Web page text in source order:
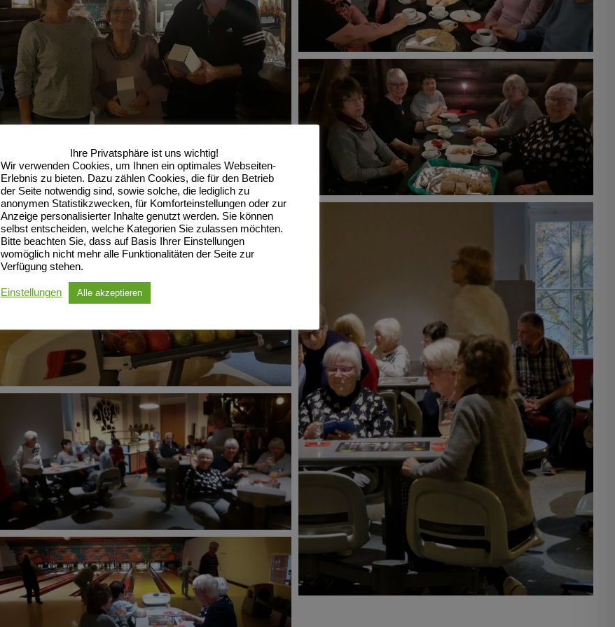
Ihre Privatsphäre ist uns wichtig!
Wir verwenden Cookies, um Ihnen ein optimales Webseiten-
Erlebnis zu bieten. Dazu zählen Cookies, die für den Betrieb
der Seite notwendig sind, sowie solche, die lediglich zu
anonymen Statistikzwecken, für Komforteinstellungen oder zur
Anzeige personalisierter Inhalte genutzt werden. Sie können
selbst entscheiden, welche Kategorien Sie zulassen möchten.
Bitte beachten Sie, dass auf Basis Ihrer Einstellungen
womöglich nicht mehr alle Funktionalitäten der Seite zur
Verfügung stehen.
Einstellungen Alle akzeptieren